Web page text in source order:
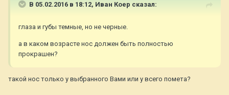
В 05.02.2016 в 18:12, Иван Коер сказал:
глаза и губы темные, но не черные.
а в каком возрасте нос должен быть полностью
прокрашен?
такой нос только у выбранного Вами или у всего помета?